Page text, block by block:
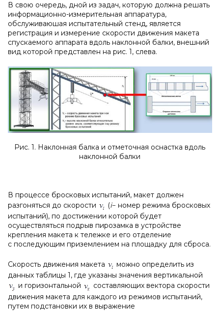
В свою очередь, дной из задач, которую должна решать
информационно-измерительная аппаратура,
обслуживаюшая испытательный стенд, является
регистрация и измерение скорости движения макета
спускаемого аппарата вдоль наклонной балки, внешний
вид которой представлен на рис. 1, слева.
Рис. 1. Наклонная балка и отметочная оснастка вдоль
наклонной балки
В процессе бросковых испытаний, макет должен
разгоняться до скорости
(i− номер режима бросковых
испытаний), по достижении которой будет
осуществляться подрыв пирозамка в устройстве
крепления макета к тележке и его отделение
с последующим приземлением на площадку для сброса.
Скорость движения макета
можно определить из
данных таблицы 1, где указаны значения вертикальной
и горизонтальной
составляющих вектора скорости
движения макета для каждого из режимов испытаний,
путем подстановки их в выражение